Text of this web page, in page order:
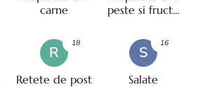
carne
peste si fructe
R
Retete de post
18
S
Salate
16